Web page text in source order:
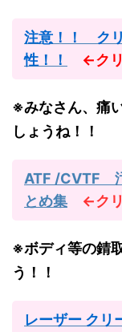
注意！！ ク
性！！
←クリ
※みなさん、痛
しょうね！！
ATF /CVTF
とめ集
←ク
※ボディ等の錆
う！！
レーザー クリ